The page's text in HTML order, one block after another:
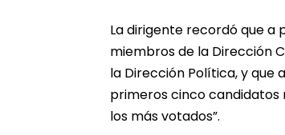
La dirigente recordó que a
miembros de la Dirección
la Dirección Política, y que
primeros cinco candidatos
los más votados”.